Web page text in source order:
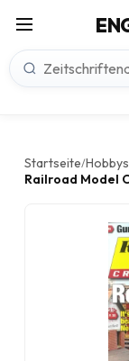
Startseite/
Railroad Model